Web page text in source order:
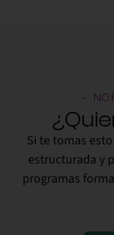
NO
Si te tomas
estructurada y
programas